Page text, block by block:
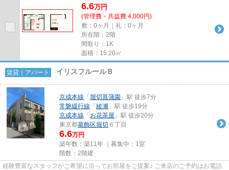
6.6万円
(管理費・共益費 4,000円)
敷：0ヶ月｜礼：0ヶ月
所在階：2階
間取り：1K
面積：15.20㎡
賃貸｜アパート イリスフルールＢ
京成本線 「 堀切菖蒲園 」駅 徒歩7分
常磐緩行線 「 綾瀬 」駅 徒歩19分
京成本線 「 お花茶屋 」駅 徒歩20分
東京都葛飾区堀切 ６丁目
6.6万円
築年数：築11年 ｜募集中： 1室
階数：2階建
経験豊富なスタッフがご希望に沿ってお部屋をご提案♪ ご来店のご予約はお電話